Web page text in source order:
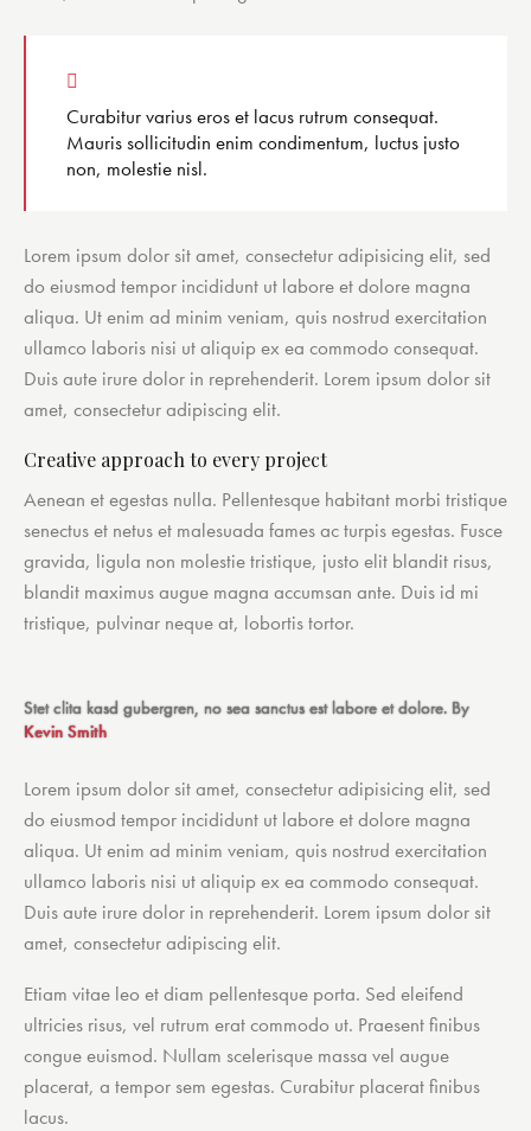
Curabitur varius eros et lacus rutrum consequat.
Mauris sollicitudin enim condimentum, luctus justo
non, molestie nisl.
Lorem ipsum dolor sit amet, consectetur adipisicing elit, sed
do eiusmod tempor incididunt ut labore et dolore magna
aliqua. Ut enim ad minim veniam, quis nostrud exercitation
ullamco laboris nisi ut aliquip ex ea commodo consequat.
Duis aute irure dolor in reprehenderit. Lorem ipsum dolor sit
amet, consectetur adipiscing elit.
Creative approach to every project
Aenean et egestas nulla. Pellentesque habitant morbi tristique
senectus et netus et malesuada fames ac turpis egestas. Fusce
gravida, ligula non molestie tristique, justo elit blandit risus,
blandit maximus augue magna accumsan ante. Duis id mi
tristique, pulvinar neque at, lobortis tortor.
Stet clita kasd gubergren, no sea sanctus est labore et dolore. By
Kevin Smith
Lorem ipsum dolor sit amet, consectetur adipisicing elit, sed
do eiusmod tempor incididunt ut labore et dolore magna
aliqua. Ut enim ad minim veniam, quis nostrud exercitation
ullamco laboris nisi ut aliquip ex ea commodo consequat.
Duis aute irure dolor in reprehenderit. Lorem ipsum dolor sit
amet, consectetur adipiscing elit.
Etiam vitae leo et diam pellentesque porta. Sed eleifend
ultricies risus, vel rutrum erat commodo ut. Praesent finibus
congue euismod. Nullam scelerisque massa vel augue
placerat, a tempor sem egestas. Curabitur placerat finibus
lacus.